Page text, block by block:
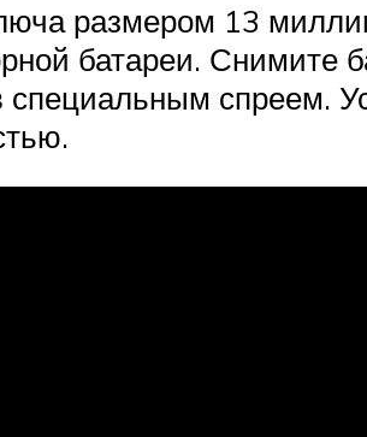
размером 13
батареи. Снимите
специальным спреем.